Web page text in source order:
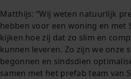
Matthijs: “Wij weten natuurlijk
hebben voor een woning en met
kijken hoe zij dat zo slim en
kunnen leveren. Zo zijn we onze
begonnen en sindsdien
samen met het prefab team van